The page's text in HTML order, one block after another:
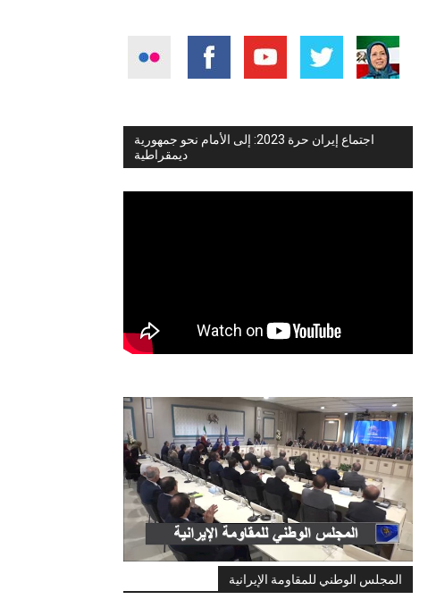
اجتماع إيران حرة 2023: إلى الأمام نحو جمهورية
ديمقراطية
المجلس الوطني للمقاومة الإيرانية